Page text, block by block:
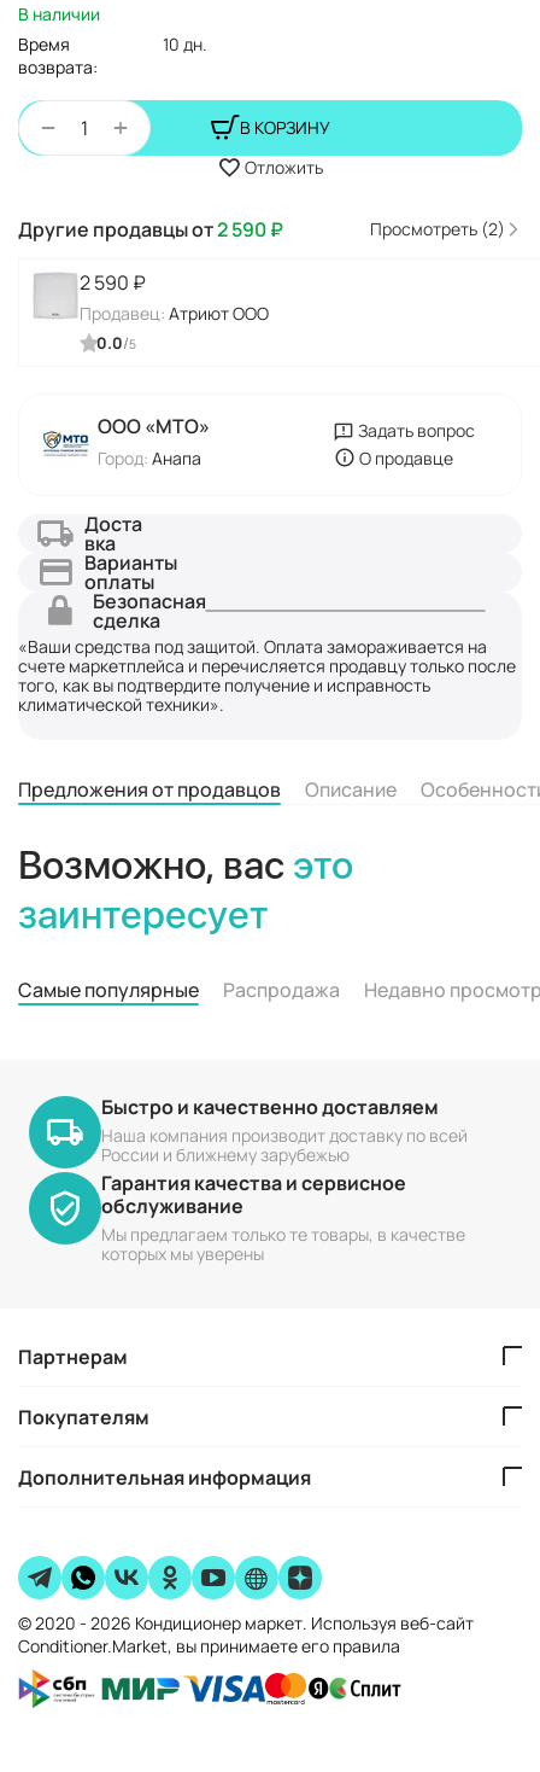
В наличии
Время
возврата:
10 дн.
+
−
В КОРЗИНУ
Отложить
Другие продавцы от2 590₽ Просмотреть (2)
2 590 ₽
Продавец: Атриют ООО
0.0/5
ООО «МТО»
Город: Анапа
Задать вопрос
О продавце
Доста
вка
Варианты
оплаты
Безопасная
сделка
«Ваши средства под защитой. Оплата замораживается на
счете маркетплейса и перечисляется продавцу только после
того, как вы подтвердите получение и исправность
климатической техники».
Предложения от продавцов Описание
Возможно, вас это
заинтересует
Самые популярные Распродажа Недавно
Быстро и качественно доставляем
Наша компания производит доставку по всей
России и ближнему зарубежью
Гарантия качества и сервисное
обслуживание
Мы предлагаем только те товары, в качестве
которых мы уверены
Партнерам
Покупателям
Дополнительная информация
© 2020 - 2026 Кондиционер маркет. Используя веб-сайт
Conditioner.Market, вы принимаете его правила